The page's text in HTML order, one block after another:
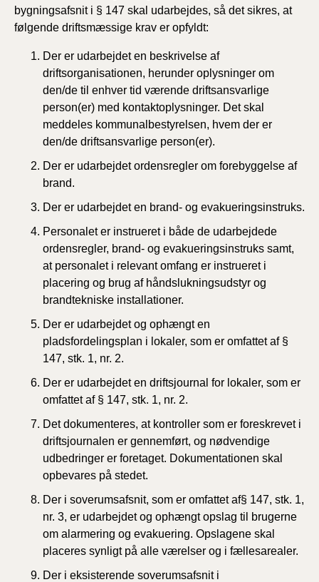
bygningsafsnit i § 147 skal udarbejdes, så det sikres, at
følgende driftsmæssige krav er opfyldt:
Der er udarbejdet en beskrivelse af
driftsorganisationen, herunder oplysninger om
den/de til enhver tid værende driftsansvarlige
person(er) med kontaktoplysninger. Det skal
meddeles kommunalbestyrelsen, hvem der er
den/de driftsansvarlige person(er).
Der er udarbejdet ordensregler om forebyggelse af
brand.
Der er udarbejdet en brand- og evakueringsinstruks.
Personalet er instrueret i både de udarbejdede
ordensregler, brand- og evakueringsinstruks samt,
at personalet i relevant omfang er instrueret i
placering og brug af håndslukningsudstyr og
brandtekniske installationer.
Der er udarbejdet og ophængt en
pladsfordelingsplan i lokaler, som er omfattet af §
147, stk. 1, nr. 2.
Der er udarbejdet en driftsjournal for lokaler, som er
omfattet af § 147, stk. 1, nr. 2.
Det dokumenteres, at kontroller som er foreskrevet i
driftsjournalen er gennemført, og nødvendige
udbedringer er foretaget. Dokumentationen skal
opbevares på stedet.
Der i soverumsafsnit, som er omfattet af§ 147, stk. 1,
nr. 3, er udarbejdet og ophængt opslag til brugerne
om alarmering og evakuering. Opslagene skal
placeres synligt på alle værelser og i fællesarealer.
Der i eksisterende soverumsafsnit i